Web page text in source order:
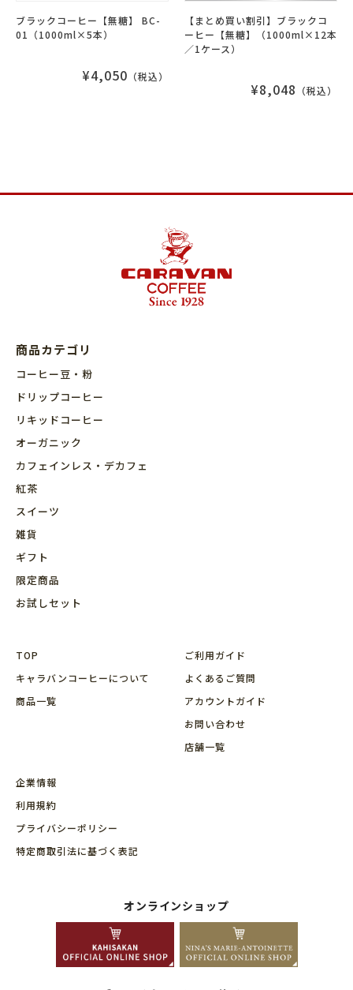
ブラックコーヒー【無糖】 BC-
01（1000ml×5本）
¥4,050 （税込）
【まとめ買い割引】ブラックコ
ーヒー【無糖】（1000ml×12本
／1ケース）
¥8,048 （税込）
商品カテゴリ
コーヒー豆・粉
ドリップコーヒー
リキッドコーヒー
オーガニック
カフェインレス・デカフェ
紅茶
スイーツ
雑貨
ギフト
限定商品
お試しセット
TOP
キャラバンコーヒーについて
商品⼀覧
ご利用ガイド
よくあるご質問
アカウントガイド
お問い合わせ
店舗⼀覧
企業情報
利用規約
プライバシーポリシー
特定商取引法に基づく表記
オンラインショップ